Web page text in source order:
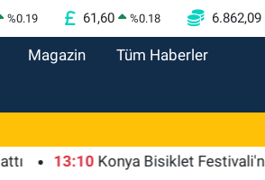
%0.19 61,60 %0.18 6.862,09
Magazin Tüm Haberler
13:10 Konya Bisiklet Festivali'nin